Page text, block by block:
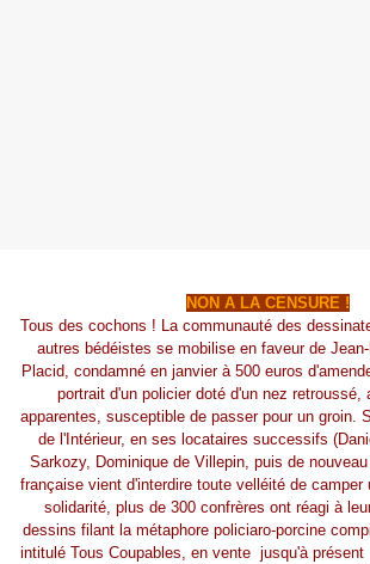
NON A LA CENSURE !
Tous des cochons ! La communauté des
autres bédéistes se mobilise en faveur de
Placid, condamné en janvier à 500 euros
portrait d'un policier doté d'un nez retroussé,
apparentes, susceptible de passer pour un groin.
de l'Intérieur, en ses locataires successifs
Sarkozy, Dominique de Villepin, puis de
française vient d'interdire toute velléité de
solidarité, plus de 300 confrères ont réagi à
dessins filant la métaphore policiaro-porcine
intitulé Tous Coupables, en vente ­ jusqu'à présent